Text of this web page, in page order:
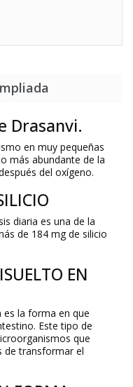
Drasanvi.
en muy pequeñas
más abundante de la
del oxígeno.
diaria es una de la
de 184 mg de silicio
EN
es la forma en que
Este tipo de
que
de transformar el